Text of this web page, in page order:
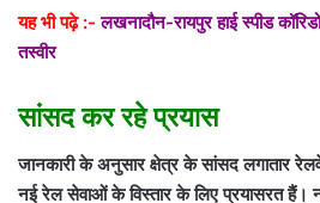
यह भी पढ़े :- लखनादौन-रायपुर हाई स्पीड
तस्वीर
सांसद कर रहे प्रयास
जानकारी के अनुसार क्षेत्र के सांसद लगातार
नई रेल सेवाओं के विस्तार के लिए प्रयासरत हैं।